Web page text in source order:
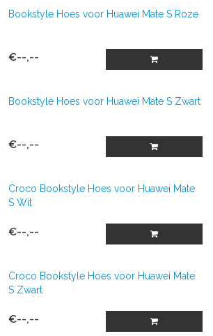
Bookstyle Hoes voor Huawei Mate S Roze
€--,--
Bookstyle Hoes voor Huawei Mate S Zwart
€--,--
Croco Bookstyle Hoes voor Huawei Mate
S Wit
€--,--
Croco Bookstyle Hoes voor Huawei Mate
S Zwart
€--,--